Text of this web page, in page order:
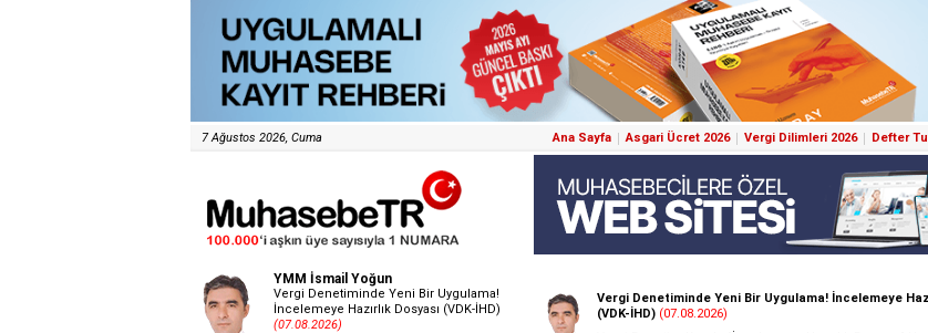
7 Ağustos 2026, Cuma Ana Sayfa Asgari Ücret 2026 Vergi Dilimleri 2026 Defter
YMM İsmail Yoğun
Vergi Denetiminde Yeni Bir Uygulama!
İncelemeye Hazırlık Dosyası (VDK-İHD)
(07.08.2026)